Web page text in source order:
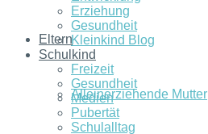
Eltern
Alleinerziehende Mutter
Erziehung
Gesundheit
Kleinkind Blog
Schulkind
Freizeit
Gesundheit
Medien
Pubertät
Schulalltag